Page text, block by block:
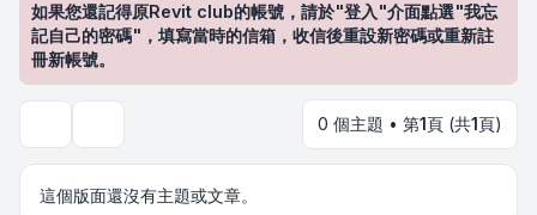
如果您還記得原Revit club的帳號，請於"登入"介面點選"我忘
記自己的密碼"，填寫當時的信箱，收信後重設新密碼或重新註
冊新帳號。
0 個主題 • 第1頁 (共1頁)
這個版面還沒有主題或文章。